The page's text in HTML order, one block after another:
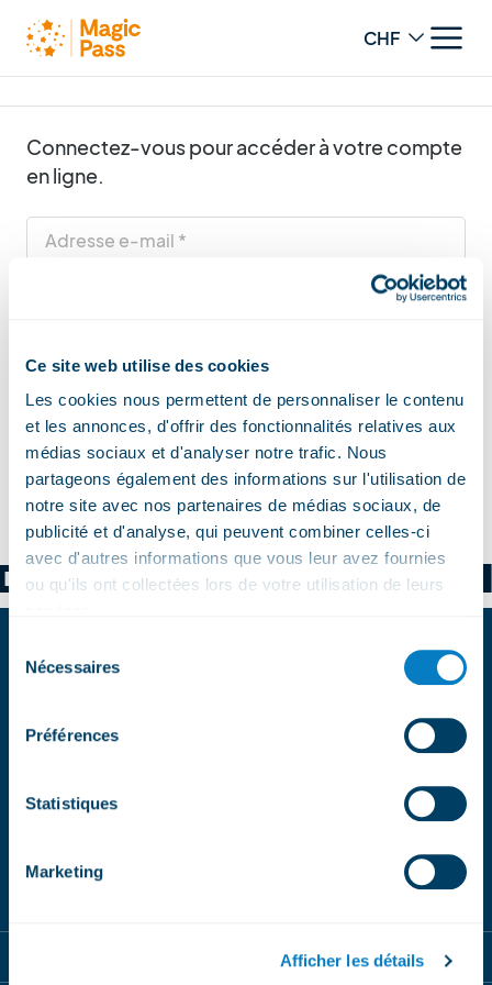
Ce site web utilise des cookies
Les cookies nous permettent de personnaliser le contenu
et les annonces, d'offrir des fonctionnalités relatives aux
médias sociaux et d'analyser notre trafic. Nous
partageons également des informations sur l'utilisation de
notre site avec nos partenaires de médias sociaux, de
publicité et d'analyse, qui peuvent combiner celles-ci
avec d'autres informations que vous leur avez fournies
ou qu'ils ont collectées lors de votre utilisation de leurs
Nécessaires
Préférences
Statistiques
Marketing
Afficher les détails
Change
LOGIN
Connectez-vous pour accéder à votre compte
en ligne.
Adresse e-mail
Login
Mot de passe oublié|Retour à la page d'accueil
BUMBACH
ABONNEZ-VOUS
S'inscrire